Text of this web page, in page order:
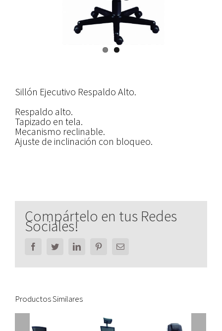
Sillón Ejecutivo Respaldo Alto.
Respaldo alto.
Tapizado en tela.
Mecanismo reclinable.
Ajuste de inclinación con bloqueo.
Compártelo en tus Redes
Sociales!
FacebookTwitterLinkedInPinterestEmail
Productos Similares